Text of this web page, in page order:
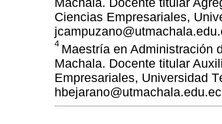
Ciencias Empresariales,
4 Maestría en Administración
Machala. Docente titular
Empresariales, Universidad